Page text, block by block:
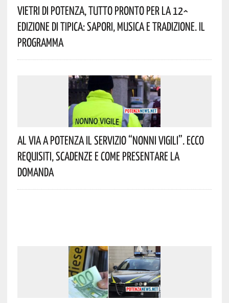
Vietri Di Potenza, Tutto Pronto Per La 12^
Edizione Di Tipica: Sapori, Musica E Tradizione. Il
Programma
Al Via A Potenza Il Servizio “Nonni Vigili”. Ecco
Requisiti, Scadenze E Come Presentare La
Domanda